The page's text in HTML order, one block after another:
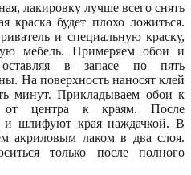
лакировку лучше всего снять
краска будет плохо ложиться.
и специальную краску,
мебель. Примеряем обои и
в запасе по пять
На поверхность наносят клей
минут. Прикладываем обои к
от центра к краям. После
и шлифуют края наждачкой. В
акриловым лаком в два слоя.
только после полного